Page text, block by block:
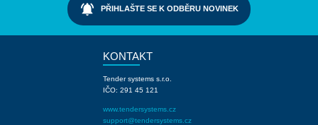
notifications_active PŘIHLAŠTE SE K ODBĚRU NOVINEK
KONTAKT
Tender systems s.r.o.
IČO: 291 45 121
www.tendersystems.cz
support@tendersystems.cz